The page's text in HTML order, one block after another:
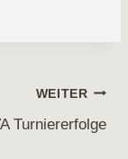
WEITER
Turniererfolge